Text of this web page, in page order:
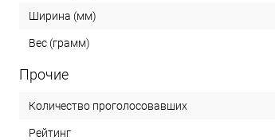
Ширина (мм)
Вес (грамм)
Прочие
Количество проголосовавших
Рейтинг